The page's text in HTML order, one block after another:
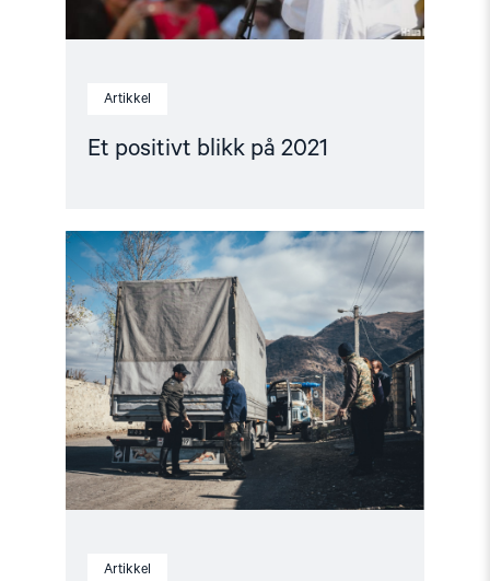
Artikkel
Et positivt blikk på 2021
Artikkel
Read
article
fra
lånt
hjemland"